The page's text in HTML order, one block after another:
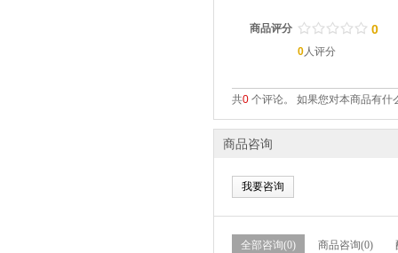
商品评分 / / / / /
. . . . . 0
0人评分
共0 个评论。 如果您对本商品有什
商品咨询
我要咨询
全部咨询(0) 商品咨询(0)